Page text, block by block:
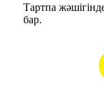
Тартпа
бар.